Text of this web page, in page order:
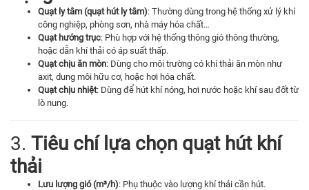
Quạt ly tâm (quạt hút ly tâm): Thường dùng trong hệ thống xử lý khí
công nghiệp, phòng sơn, nhà máy hóa chất…
Quạt hướng trục: Phù hợp với hệ thống thông gió thông thường,
hoặc dẫn khí thải có áp suất thấp.
Quạt chịu ăn mòn: Dùng cho môi trường có khí thải ăn mòn như
axit, dung môi hữu cơ, hoặc hơi hóa chất.
Quạt chịu nhiệt: Dùng để hút khí nóng, hơi nước hoặc khí sau đốt từ
lò nung.
3. Tiêu chí lựa chọn quạt hút khí
thải
Lưu lượng gió (m³/h): Phụ thuộc vào lượng khí thải cần hút.